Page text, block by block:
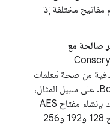
مختلفة إذا
صالحة مع
من صحة مَعلمات
المفتاح مقارنةً بمكتبة BouncyCastle. على سبيل المثال،
64 بت لأنّ AES لا يتيح سوى مفاتيح 128 و192 و256